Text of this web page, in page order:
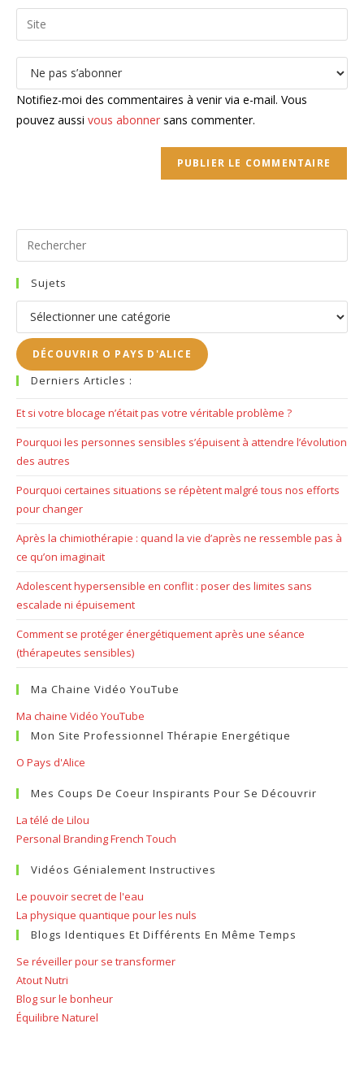
comment
email
address
comment
Saisir
l’URL
de
votre
site
(facultatif)
Notifiez-moi des commentaires à venir via e-mail. Vous
pouvez aussi vous abonner sans commenter.
Sujets
Sujets
DÉCOUVRIR O PAYS D'ALICE
Derniers Articles :
Et si votre blocage n’était pas votre véritable problème ?
Pourquoi les personnes sensibles s’épuisent à attendre l’évolution
des autres
Pourquoi certaines situations se répètent malgré tous nos efforts
pour changer
Après la chimiothérapie : quand la vie d’après ne ressemble pas à
ce qu’on imaginait
Adolescent hypersensible en conflit : poser des limites sans
escalade ni épuisement
Comment se protéger énergétiquement après une séance
(thérapeutes sensibles)
Ma Chaine Vidéo YouTube
Ma chaine Vidéo YouTube
Mon Site Professionnel Thérapie Energétique
O Pays d'Alice
Mes Coups De Coeur Inspirants Pour Se Découvrir
La télé de Lilou
Personal Branding French Touch
Vidéos Génialement Instructives
Le pouvoir secret de l'eau
La physique quantique pour les nuls
Blogs Identiques Et Différents En Même Temps
Se réveiller pour se transformer
Atout Nutri
Blog sur le bonheur
Équilibre Naturel